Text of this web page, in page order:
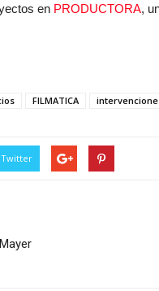
en PRODUCTORA,
FILMATICA
Twitter